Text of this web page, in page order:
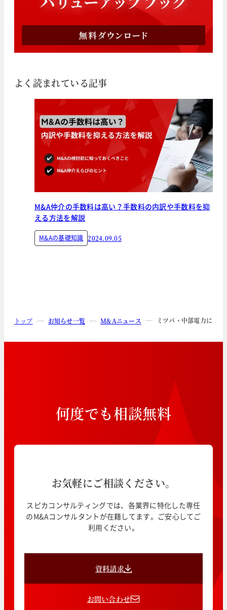
よく読まれている記事
M&A仲介の手数料は高い？手数料の内訳や手数料を抑
える方法を解説
M&Aの基礎知識 2024.09.05
トップ お知らせ一覧 M&Aニュース ミツバ・中部電力によ
何度でも相談無料
お気軽にご相談ください。
スピカコンサルティングでは、各業界に特化した専任
のM&Aコンサルタントが在籍してます。ご安心してご
利用ください。
資料請求
お問い合わせ